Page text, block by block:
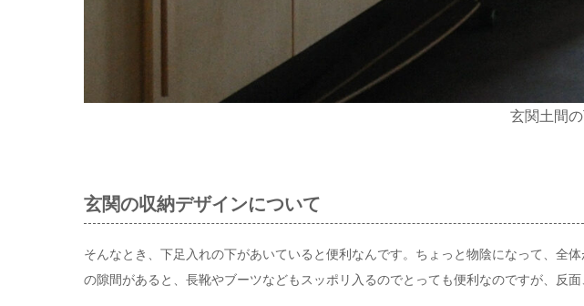
玄関土間
玄関の収納デザインについて
そんなとき、下足入れの下があいていると便利なんです。ちょっと物陰になって、全
の隙間があると、長靴やブーツなどもスッポリ入るのでとっても便利なのですが、反